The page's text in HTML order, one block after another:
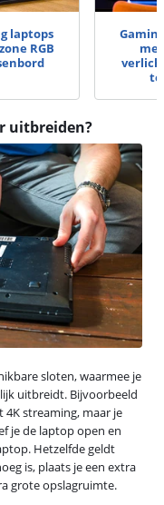
laptops
RGB
met
uitbreiden?
sloten, waarmee je
uitbreidt. Bijvoorbeeld
4K streaming, maar je
je de laptop open en
Hetzelfde geldt
is, plaats je een extra
grote opslagruimte.